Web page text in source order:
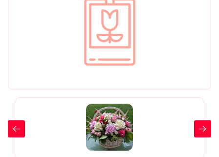
Цветы любимой
Цветы дочери